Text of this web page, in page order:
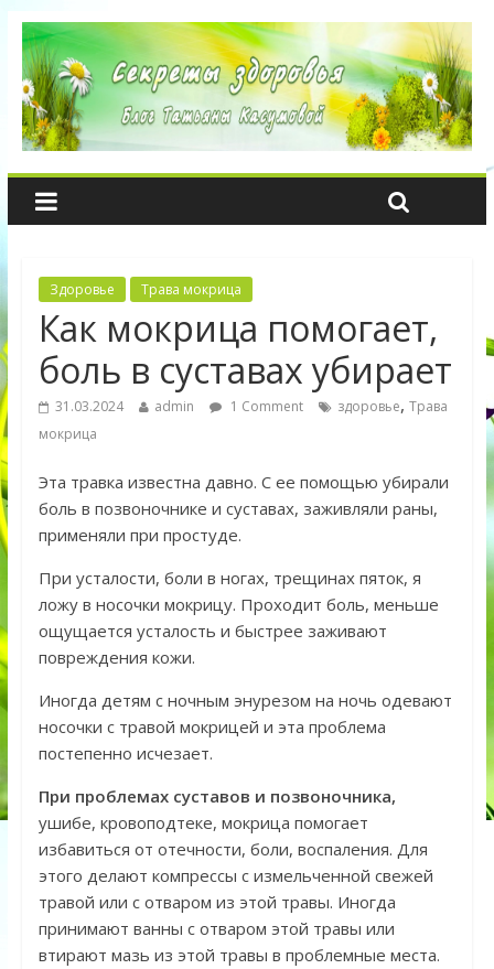
Здоровье Трава мокрица
Как мокрица помогает,
боль в суставах убирает
31.03.2024 admin 1 Comment здоровье, Трава
мокрица
Эта травка известна давно. С ее помощью убирали
боль в позвоночнике и суставах, заживляли раны,
применяли при простуде.
При усталости, боли в ногах, трещинах пяток, я
ложу в носочки мокрицу. Проходит боль, меньше
ощущается усталость и быстрее заживают
повреждения кожи.
Иногда детям с ночным энурезом на ночь одевают
носочки с травой мокрицей и эта проблема
постепенно исчезает.
При проблемах суставов и позвоночника,
ушибе, кровоподтеке, мокрица помогает
избавиться от отечности, боли, воспаления. Для
этого делают компрессы с измельченной свежей
травой или с отваром из этой травы. Иногда
принимают ванны с отваром этой травы или
втирают мазь из этой травы в проблемные места.